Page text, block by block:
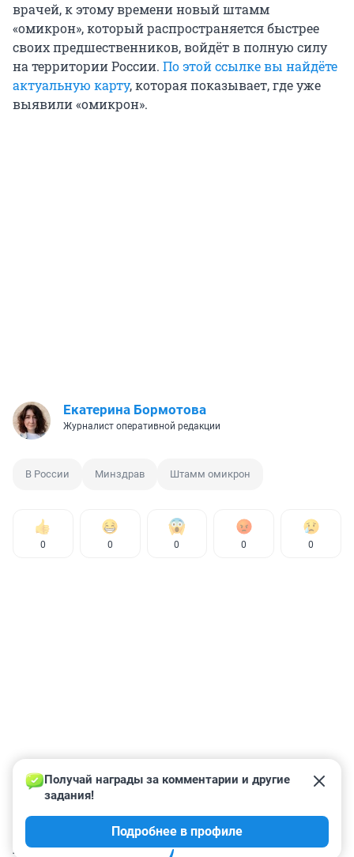
врачей, к этому времени новый штамм
«омикрон», который распространяется быстрее
своих предшественников, войдёт в полную силу
на территории России. По этой ссылке вы найдёте
актуальную карту, которая показывает, где уже
выявили «омикрон».
Екатерина Бормотова
Журналист оперативной редакции
В России Минздрав Штамм омикрон
0 0 0 0 0
КОММЕНТАРИИ 10
Получай награды за комментарии и другие
задания!
Подробнее в профиле